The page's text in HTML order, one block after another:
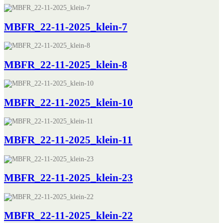
MBFR_22-11-2025_klein-7
MBFR_22-11-2025_klein-8
MBFR_22-11-2025_klein-10
MBFR_22-11-2025_klein-11
MBFR_22-11-2025_klein-23
MBFR_22-11-2025_klein-22